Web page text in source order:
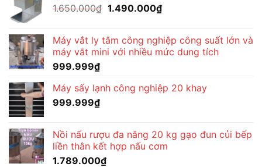
1.650.000₫ Giá
1.650.000₫.
1.490.000₫Giá
là:
1.490.000₫.
Máy vắt ly tâm công nghiệp công suất lớn và
máy vắt mini với nhiều mức dung tích
999.999₫
Máy sấy lạnh công nghiệp 20 khay
999.999₫
Nồi nấu rượu đa năng 20 kg gạo đun củi bếp
liền thân kết hợp nấu cơm
1.789.000₫